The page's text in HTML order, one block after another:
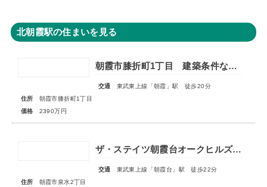
北朝霞駅の住まいを見る
朝霞市膝折町1丁目 建築条件なし売地 全1区画
交通
東武東上線「朝霞」駅 徒歩20分
住所
朝霞市膝折町1丁目
価格
2390万円
ザ・ステイツ朝霞台オークヒルズ 1階部分
交通
東武東上線「朝霞台」駅 徒歩22分
住所
朝霞市泉水2丁目